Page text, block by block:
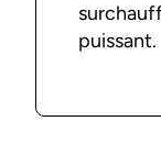
puissant.